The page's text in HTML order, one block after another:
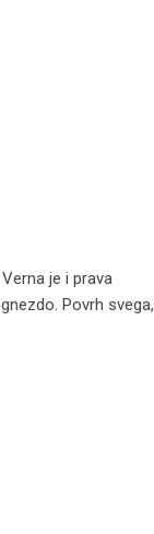
je i prava
Povrh svega,